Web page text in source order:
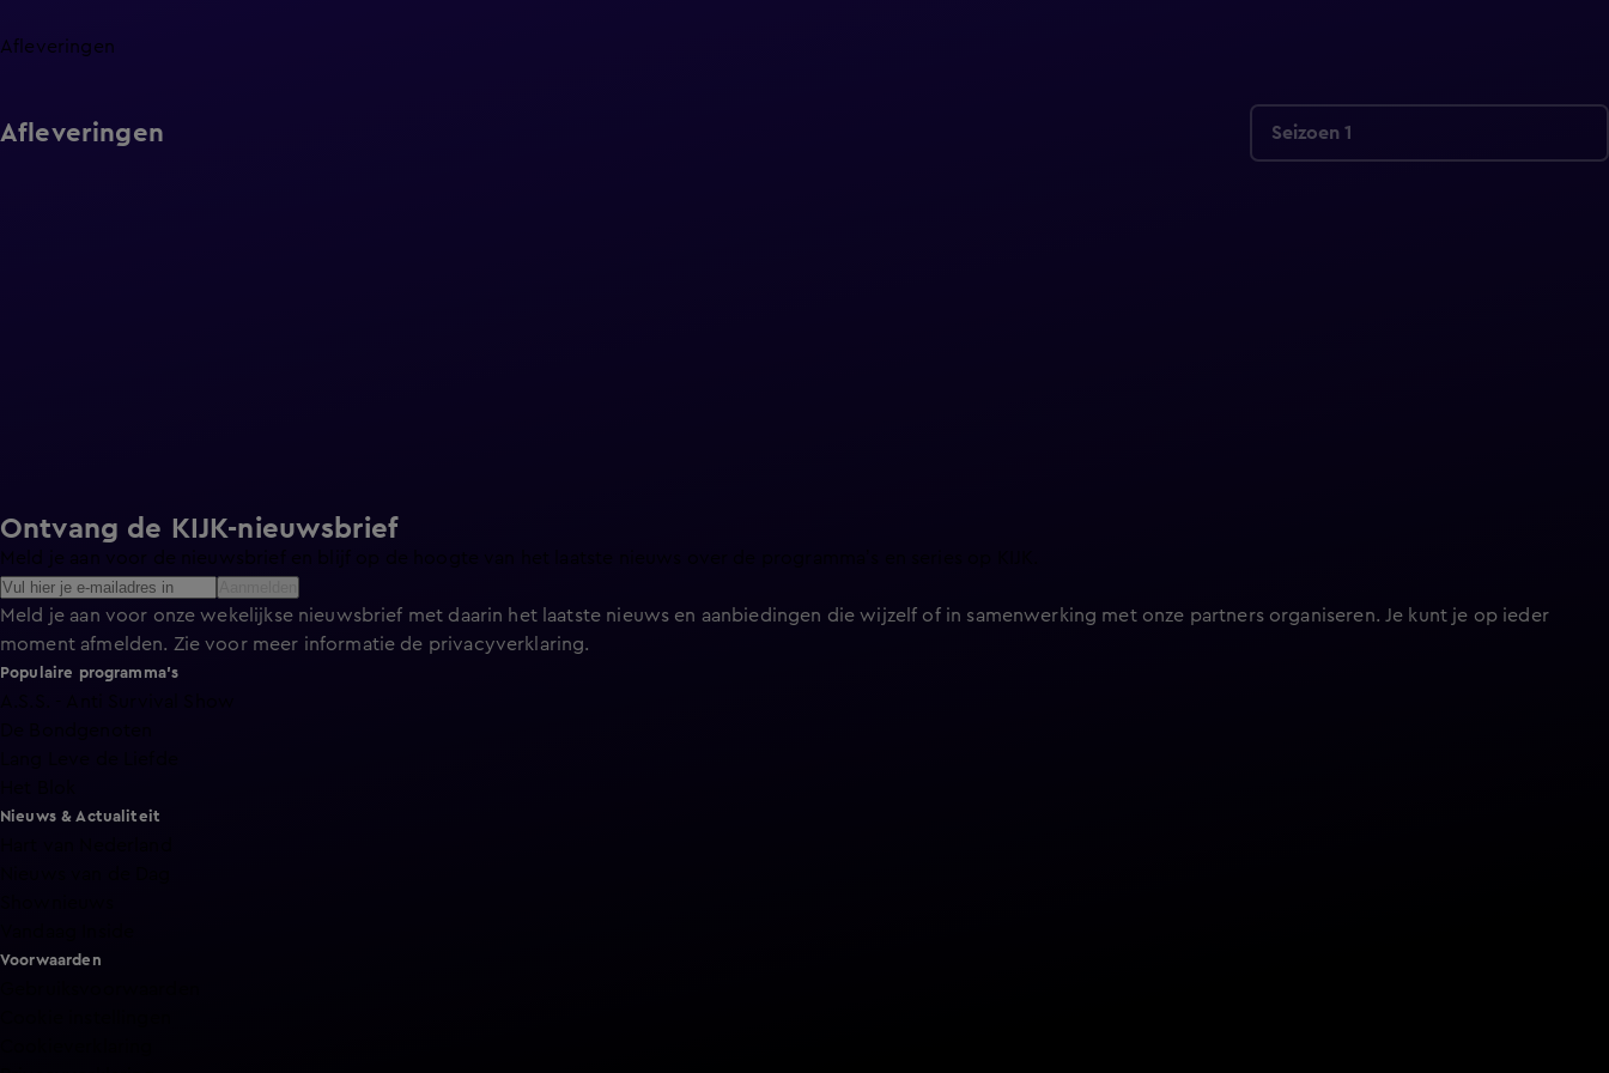
Afleveringen
Afleveringen Seizoen 1
Ontvang de KIJK-nieuwsbrief
Meld je aan voor de nieuwsbrief en blijf op de hoogte van het laatste nieuws over de programma’s en series op KIJK.
Meld je aan voor onze wekelijkse nieuwsbrief met daarin het laatste nieuws en aanbiedingen die wijzelf of in samenwerking met onze partners organiseren. Je kunt je op ieder
moment afmelden. Zie voor meer informatie de privacyverklaring.
Populaire programma's
Nieuws & Actualiteit
Voorwaarden